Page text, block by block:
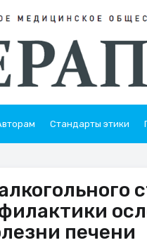
Стандарты этики
печени